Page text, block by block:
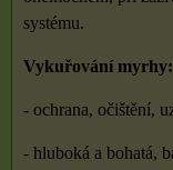
systému.
Vykuřování myrhy:
- ochrana, očištění,
- hluboká a bohatá,